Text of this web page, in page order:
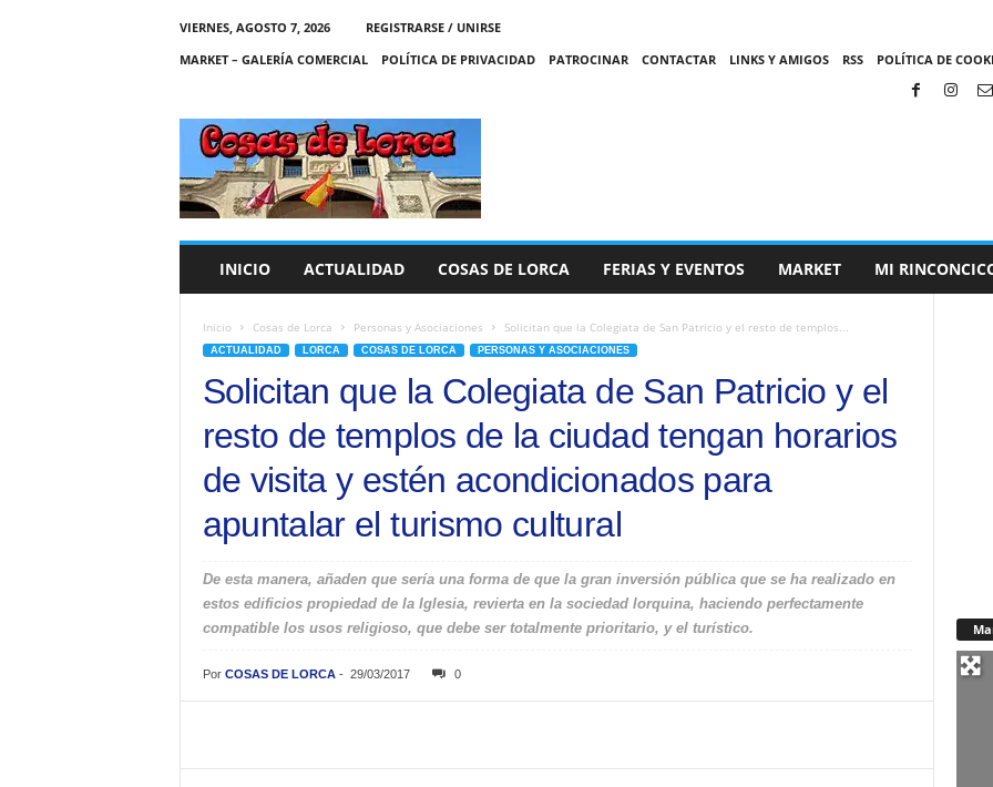
VIERNES, AGOSTO 7, 2026
REGISTRARSE / UNIRSE
MARKET – GALERÍA COMERCIAL
POLÍTICA DE PRIVACIDAD PATROCINAR CONTACTAR LINKS Y AMIGOS RSS POLÍTICA DE
C
A
S
INICIO ACTUALIDAD COSAS DE LORCA FERIAS Y EVENTOS MARKET MI
Inicio Cosas de Lorca Personas y Asociaciones Solicitan que la Colegiata de San Patricio y el resto de templos...
ACTUALIDAD LORCA COSAS DE LORCA PERSONAS Y ASOCIACIONES
Solicitan que la Colegiata de San Patricio y el
resto de templos de la ciudad tengan horarios
de visita y estén acondicionados para
apuntalar el turismo cultural
De esta manera, añaden que sería una forma de que la gran inversión pública que se ha realizado en
estos edificios propiedad de la Iglesia, revierta en la sociedad lorquina, haciendo perfectamente
compatible los usos religioso, que debe ser totalmente prioritario, y el turístico.
Por COSAS DE LORCA- 29/03/2017 0